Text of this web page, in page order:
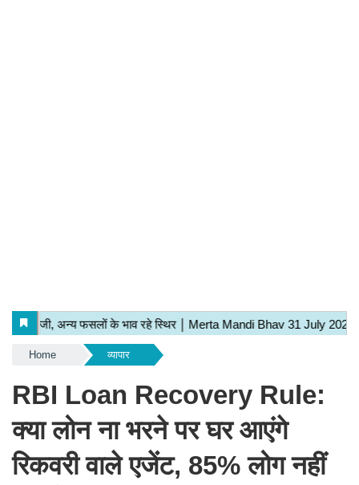
Home व्यापार
RBI Loan Recovery Rule:
क्या लोन ना भरने पर घर आएंगे
रिकवरी वाले एजेंट, 85% लोग नहीं